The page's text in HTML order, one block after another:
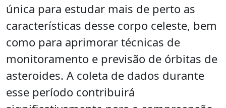
única para estudar mais de perto as
características desse corpo celeste, bem
como para aprimorar técnicas de
monitoramento e previsão de órbitas de
asteroides. A coleta de dados durante
esse período contribuirá